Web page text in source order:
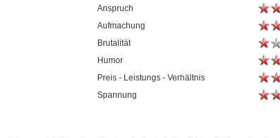
Anspruch
Aufmachung
Brutalität
Humor
Preis - Leistungs - Verhältnis
Spannung